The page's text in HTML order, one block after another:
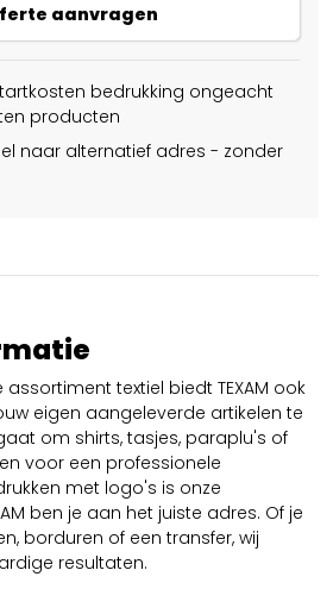
aanvragen
bedrukking ongeacht
producten
naar alternatief adres - zonder
textiel biedt TEXAM ook
eigen aangeleverde artikelen te
om shirts, tasjes, paraplu's of
voor een professionele
met logo's is onze
ben je aan het juiste adres. Of je
borduren of een transfer, wij
resultaten.